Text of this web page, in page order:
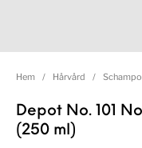
Hem / Hårvård / Schampo
Depot No. 101
(250 ml)